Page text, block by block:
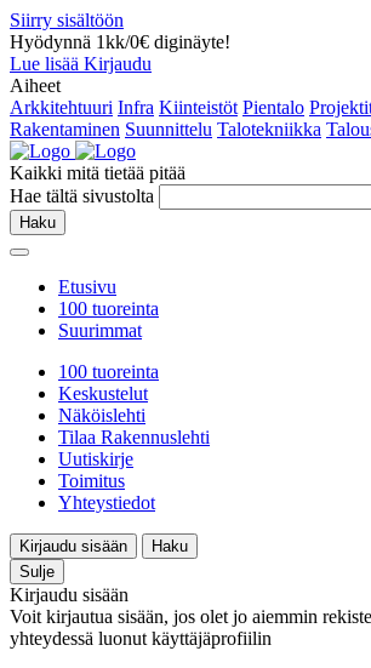
Siirry sisältöön
Hyödynnä 1kk/0€ diginäyte!
Lue lisää Kirjaudu
Aiheet
Arkkitehtuuri Infra Kiinteistöt Pientalo
Rakentaminen Suunnittelu Talotekniikka
Kaikki mitä tietää pitää
Hae tältä sivustolta
Haku
Etusivu
100 tuoreinta
Suurimmat
100 tuoreinta
Keskustelut
Näköislehti
Tilaa Rakennuslehti
Uutiskirje
Toimitus
Yhteystiedot
Kirjaudu sisään
Haku
Sulje
Kirjaudu sisään
Voit kirjautua sisään, jos olet jo aiemmin
yhteydessä luonut käyttäjäprofiilin